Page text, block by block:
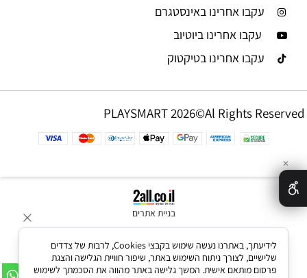
עקבו אחרינו באינסטגרם
עקבו אחרינו ביוטיוב
עקבו אחרינו בטיקטוק
PLAYSMART 2026©Al Rights Reserved
בניית אתרים
✕
לידיעתך, באתרנו נעשה שימוש בקבצי Cookies, לרבות של צדדים
שלישיים, לצורך ניתוח השימוש באתר, שיפור חוויית הגלישה והצגת
פרסום מותאם אישית. המשך גלישה באתר מהווה את הסכמתך לשימוש